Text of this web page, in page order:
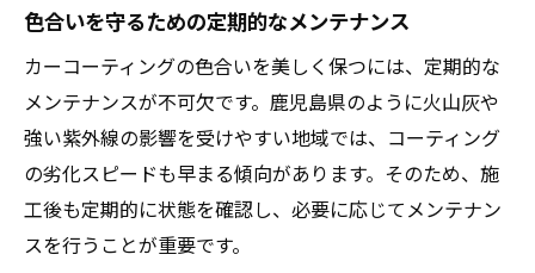
色合いを守るための定期的なメンテナンス
カーコーティングの色合いを美しく保つには、定期的な
メンテナンスが不可欠です。鹿児島県のように火山灰や
強い紫外線の影響を受けやすい地域では、コーティング
の劣化スピードも早まる傾向があります。そのため、施
工後も定期的に状態を確認し、必要に応じてメンテナン
スを行うことが重要です。